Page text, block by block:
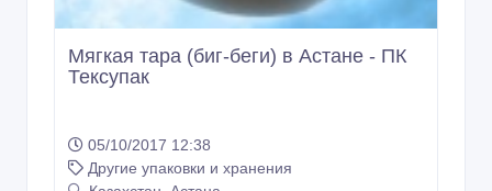
Мягкая тара (биг-беги) в Астане - ПК
Тексупак
05/10/2017 12:38
Другие упаковки и хранения